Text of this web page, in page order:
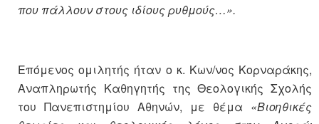
που πάλλουν στους ιδίους ρυθμούς…».
Επόμενος ομιλητής ήταν ο κ. Κων/νος Κορναράκης,
Αναπληρωτής Καθηγητής της Θεολογικής Σχολής
του Πανεπιστημίου Αθηνών, με θέμα «Βιοηθικές